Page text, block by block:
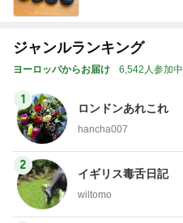
ジャンルランキング
ヨーロッパからお届け 6,542人参加中
1
ロンドンあれこれ
hancha007
2
イギリス毒舌日記
wiltomo